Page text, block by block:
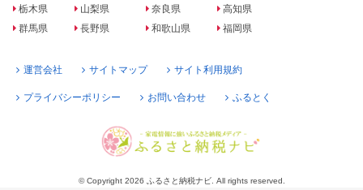
栃木県
群馬県
山梨県
長野県
奈良県
和歌山県
高知県
福岡県
運営会社 サイトマップ サイト利用規約
プライバシーポリシー お問い合わせ ふるとく
© Copyright 2026 ふるさと納税ナビ. All rights reserved.